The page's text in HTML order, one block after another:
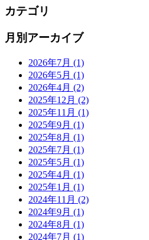
カテゴリ
月別アーカイブ
2026年7月 (1)
2026年5月 (1)
2026年4月 (2)
2025年12月 (2)
2025年11月 (1)
2025年9月 (1)
2025年8月 (1)
2025年7月 (1)
2025年5月 (1)
2025年4月 (1)
2025年1月 (1)
2024年11月 (2)
2024年9月 (1)
2024年8月 (1)
2024年7月 (1)